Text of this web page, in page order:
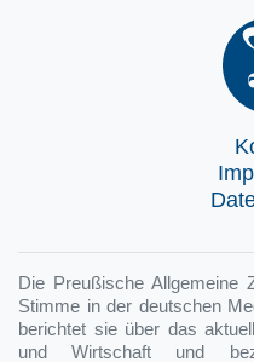
Die Preußische Allgemeine
Stimme in der deutschen
berichtet sie über das
und Wirtschaft und